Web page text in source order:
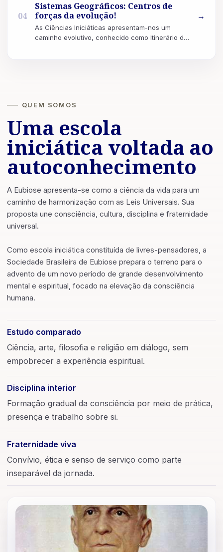
04
Sistemas Geográficos: Centros de
forças da evolução!
As Ciências Iniciáticas apresentam-nos um
caminho evolutivo, conhecido como Itinerário de
→
QUEM SOMOS
Uma escola
iniciática voltada ao
autoconhecimento
A Eubiose apresenta-se como a ciência da vida para um
caminho de harmonização com as Leis Universais. Sua
proposta une consciência, cultura, disciplina e fraternidade
universal.
Como escola iniciática constituída de livres-pensadores, a
Sociedade Brasileira de Eubiose prepara o terreno para o
advento de um novo período de grande desenvolvimento
mental e espiritual, focado na elevação da consciência
humana.
Estudo comparado
Ciência, arte, filosofia e religião em diálogo, sem
empobrecer a experiência espiritual.
Disciplina interior
Formação gradual da consciência por meio de prática,
presença e trabalho sobre si.
Fraternidade viva
Convívio, ética e senso de serviço como parte
inseparável da jornada.